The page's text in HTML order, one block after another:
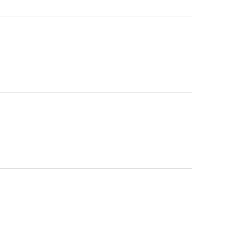
et un dispositif de recherche et d’archivage
projets conçus en situation de concours au Canada.
– 14 universités, 70 chercheurs et 68 organismes
de la Fondation canadienne pour l’innovation, il
inventaire historique de plus de 4500 réalisations
d’administration pour le Pavillon Lassonde du Musée
appel à son expertise scientifique pour l’étude de